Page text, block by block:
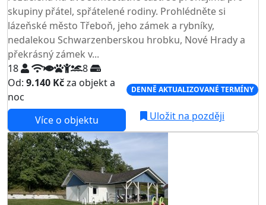
skupiny přátel, spřátelené rodiny. Prohlédněte si
lázeňské město Třeboň, jeho zámek a rybníky,
nedalekou Schwarzenberskou hrobku, Nové Hrady a
překrásný zámek v...
18
8
Od: 9.140 Kčza objekt a
noc
DENNĚ AKTUALIZOVANÉ TERMÍNY
Více o objektu Uložit na později